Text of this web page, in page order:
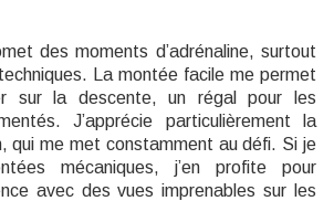
des moments d’adrénaline, surtout
La montée facile me permet
sur la descente, un régal pour les
J’apprécie particulièrement la
qui me met constamment au défi. Si je
mécaniques, j’en profite pour
avec des vues imprenables sur les